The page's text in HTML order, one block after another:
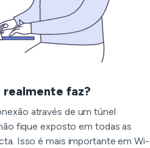
realmente faz?
através de um túnel
fique exposto em todas as
Isso é mais importante em Wi-